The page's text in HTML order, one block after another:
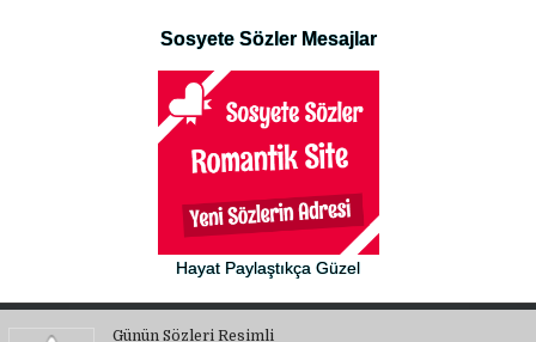
Sosyete Sözler Mesajlar
Hayat Paylaştıkça Güzel
Günün Sözleri Resimli